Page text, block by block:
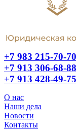
+7 983 215-70-70
+7 913 306-68-88
+7 913 428-49-75
О нас
Наши дела
Новости
Контакты